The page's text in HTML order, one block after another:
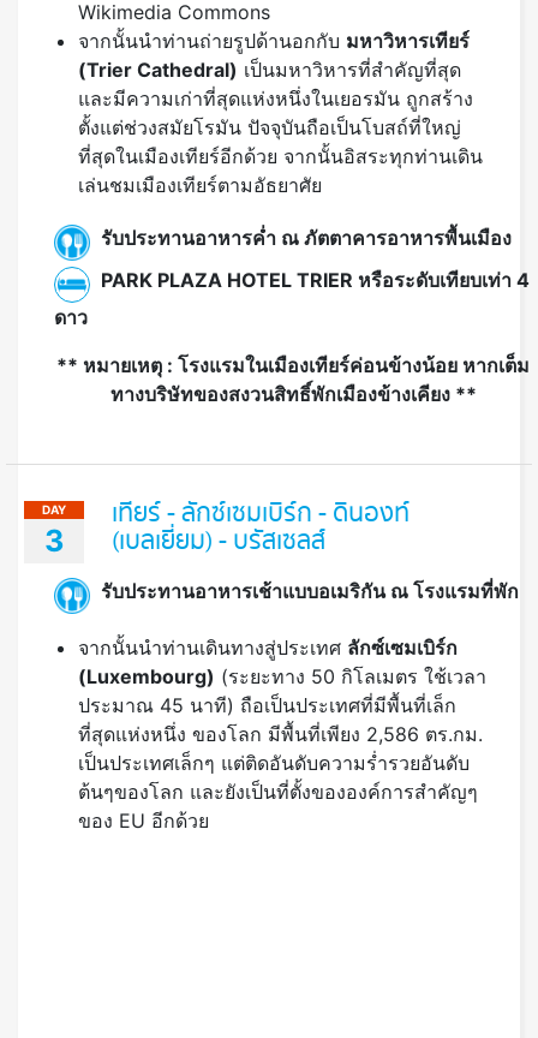
จากนั้นนำท่านถ่ายรูปด้านอกกับ มหาวิหารเทียร์
(Trier Cathedral) เป็นมหาวิหารที่สำคัญที่สุด
และมีความเก่าที่สุดแห่งหนึ่งในเยอรมัน ถูกสร้าง
ตั้งแต่ช่วงสมัยโรมัน ปัจจุบันถือเป็นโบสถ์ที่ใหญ่
ที่สุดในเมืองเทียร์อีกด้วย จากนั้นอิสระทุกท่านเดิน
เล่นชมเมืองเทียร์ตามอัธยาศัย
รับประทานอาหารค่ำ ณ ภัตตาคารอาหารพื้นเมือง
PARK PLAZA HOTEL TRIER หรือระดับเทียบเท่า 4
ดาว
** หมายเหตุ : โรงแรมในเมืองเทียร์ค่อนข้างน้อย หากเต็ม
ทางบริษัทของสงวนสิทธิ์พักเมืองข้างเคียง **
DAY
3
เทียร์ - ลักซ์เซมเบิร์ก - ดินองท์
(เบลเยี่ยม) - บรัสเซลส์
รับประทานอาหารเช้าแบบอเมริกัน ณ โรงแรมที่พัก
จากนั้นนำท่านเดินทางสู่ประเทศ ลักซ์เซมเบิร์ก
(Luxembourg) (ระยะทาง 50 กิโลเมตร ใช้เวลา
ประมาณ 45 นาที) ถือเป็นประเทศที่มีพื้นที่เล็ก
ที่สุดแห่งหนึ่ง ของโลก มีพื้นที่เพียง 2,586 ตร.กม.
เป็นประเทศเล็กๆ แต่ติดอันดับความร่ำรวยอันดับ
ต้นๆของโลก และยังเป็นที่ตั้งขององค์การสำคัญๆ
ของ EU อีกด้วย